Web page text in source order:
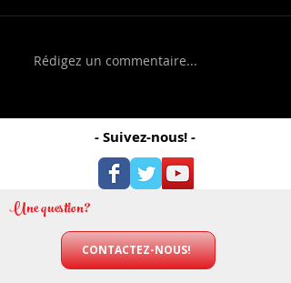
Rédigez un commentaire...
- Suivez-nous! -
Une question?
CONTACTEZ-NOUS!